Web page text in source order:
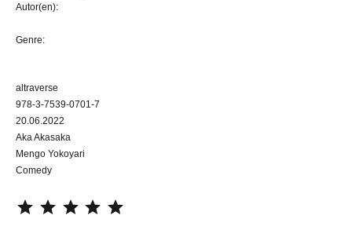
Autor(en):
Genre:
altraverse
978-3-7539-0701-7
20.06.2022
Aka Akasaka
Mengo Yokoyari
Comedy